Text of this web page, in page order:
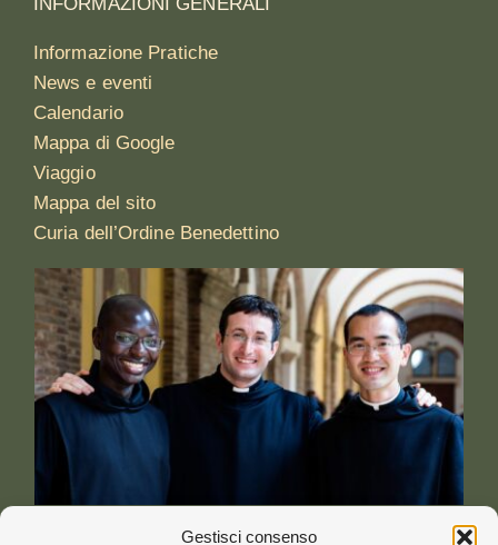
Gestisci consenso
Informazione Pratiche
News e eventi
Calendario
Mappa di Google
Viaggio
Mappa del sito
Curia dell’Ordine Benedettino